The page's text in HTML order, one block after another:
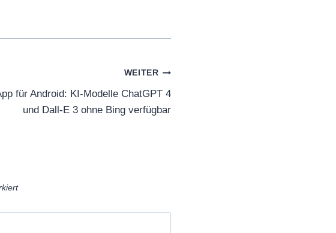
WEITER
für Android: KI-Modelle ChatGPT 4
und Dall-E 3 ohne Bing verfügbar